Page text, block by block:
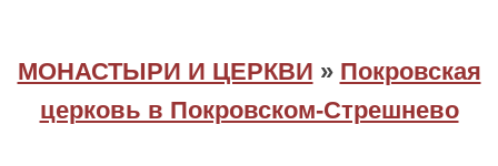
МОНАСТЫРИ И ЦЕРКВИ » Покровская
церковь в Покровском-Стрешнево